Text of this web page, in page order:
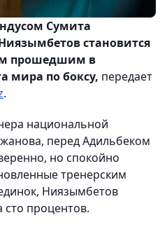
Сумита
становится
прошедшим в
мира по боксу, передает
.
национальной
перед Адильбеком
но спокойно
тренерским
Ниязымбетов
сто процентов.